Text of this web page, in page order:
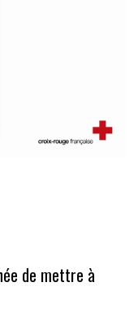
de mettre à